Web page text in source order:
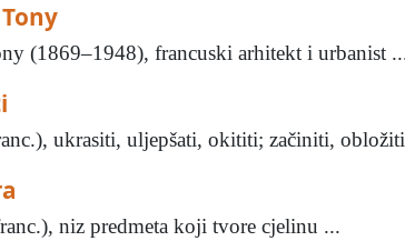
(1869–1948), francuski arhitekt i urbanist
ukrasiti, uljepšati, okititi; začiniti,
niz predmeta koji tvore cjelinu ...